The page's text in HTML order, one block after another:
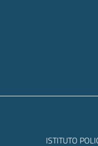
ISTITUTO